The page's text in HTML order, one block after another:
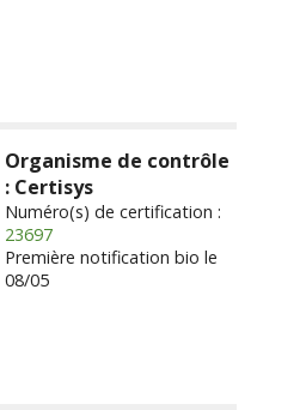
Organisme de contrôle
: Certisys
Numéro(s) de certification :
23697
Première notification bio le
08/05